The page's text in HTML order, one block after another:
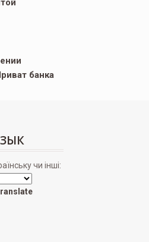
банка
чи інші: